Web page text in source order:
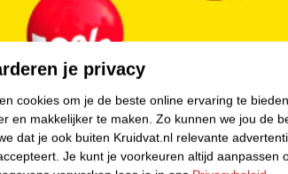
je privacy
cookies om je de beste online ervaring te
en makkelijker te maken. Zo kunnen we jou de
dat je ook buiten Kruidvat.nl relevante
Je kunt je voorkeuren altijd aanpassen